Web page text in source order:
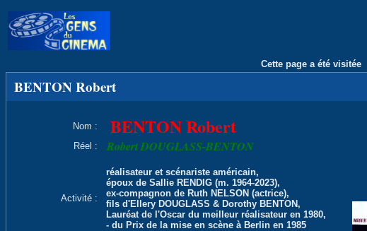
Cette page a été visitée
BENTON Robert
Nom : BENTON Robert
Réel : Robert DOUGLASS-BENTON
Activité :
réalisateur et scénariste américain,
époux de Sallie RENDIG (m. 1964-2023),
ex-compagnon de Ruth NELSON (actrice),
fils d'Ellery DOUGLASS & Dorothy BENTON,
Lauréat de l'Oscar du meilleur réalisateur en 1980,
- du Prix de la mise en scène à Berlin en 1985